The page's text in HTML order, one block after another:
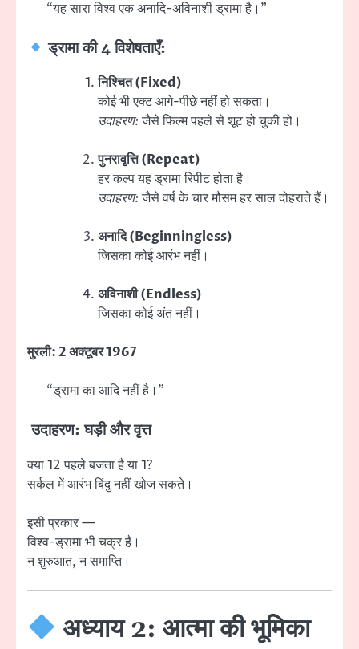
“यह सारा विश्व एक अनादि-अविनाशी ड्रामा है।”
ड्रामा की 4 विशेषताएँ:
निश्चित (Fixed)
कोई भी एक्ट आगे-पीछे नहीं हो सकता।
उदाहरण:जैसे फिल्म पहले से शूट हो चुकी हो।
पुनरावृत्ति (Repeat)
हर कल्प यह ड्रामा रिपीट होता है।
उदाहरण:जैसे वर्ष के चार मौसम हर साल दोहराते हैं।
अनादि (Beginningless)
जिसका कोई आरंभ नहीं।
अविनाशी (Endless)
जिसका कोई अंत नहीं।
मुरली: 2 अक्टूबर 1967
“ड्रामा का आदि नहीं है।”
उदाहरण: घड़ी और वृत्त
क्या 12 पहले बजता है या 1?
सर्कल में आरंभ बिंदु नहीं खोज सकते।
इसी प्रकार —
विश्व-ड्रामा भी चक्र है।
न शुरुआत, न समाप्ति।
अध्याय 2: आत्मा की भूमिका